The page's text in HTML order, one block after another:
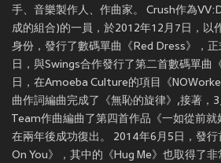
手、音樂製作人、作曲家。 Crush作為
成的組合)的一員，於2012年12月7日，以
身份，發行了數碼單曲《Red Dress》，
日，與Swings合作發行了第二首數碼單曲
日，在Amoeba Culture的項目《
曲作詞編曲完成了《無恥的旋律》,接著，
Team作曲編曲了第四首作品《一如從前
在兩年後成功復出。 2014年6月5日，發
On You》，其中的《Hug Me》也取得了非